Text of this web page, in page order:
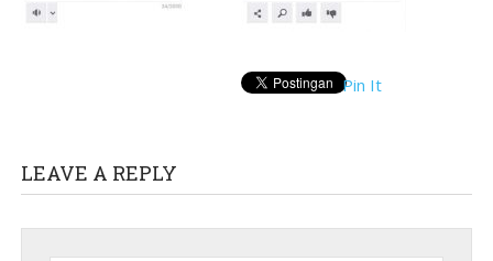
Pin It
LEAVE A REPLY